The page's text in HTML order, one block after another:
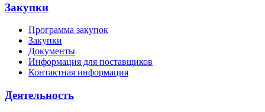
Закупки
Программа закупок
Закупки
Документы
Информация для поставщиков
Контактная информация
Деятельность